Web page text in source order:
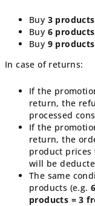
Buy 3
Buy 6
Buy 9
In case of returns:
If the
return, the
processed
If the
return, the
product
will be
The same
products (e.g.
products = 3